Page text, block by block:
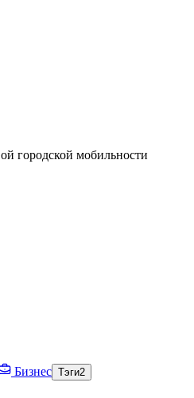
городской мобильности
Бизнес Тэги2